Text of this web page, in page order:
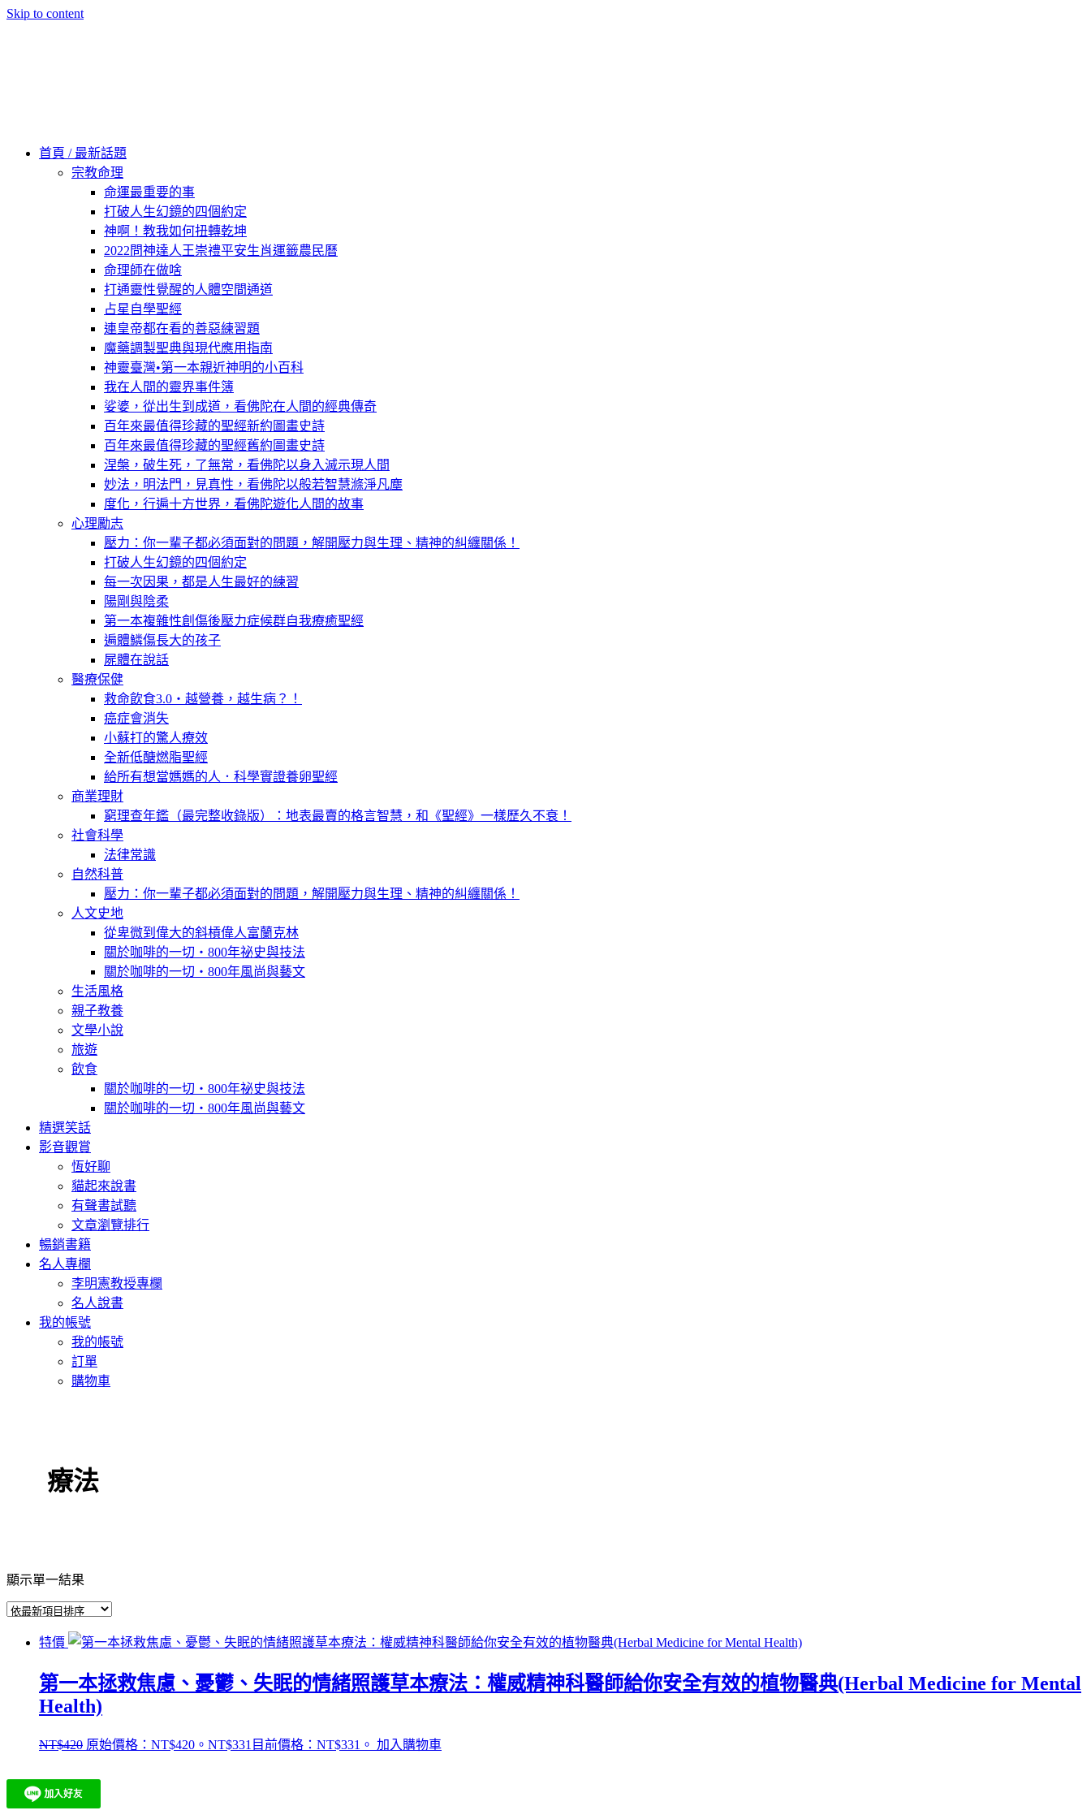
Skip to content
首頁 / 最新話題
宗教命理
命運最重要的事
打破人生幻鏡的四個約定
神啊！教我如何扭轉乾坤
2022問神達人王崇禮平安生肖運籤農民曆
命理師在做啥
打通靈性覺醒的人體空間通道
占星自學聖經
連皇帝都在看的善惡練習題
魔藥調製聖典與現代應用指南
神靈臺灣•第一本親近神明的小百科
我在人間的靈界事件簿
娑婆，從出生到成道，看佛陀在人間的經典傳奇
百年來最值得珍藏的聖經新約圖畫史詩
百年來最值得珍藏的聖經舊約圖畫史詩
涅槃，破生死，了無常，看佛陀以身入滅示現人間
妙法，明法門，見真性，看佛陀以般若智慧滌淨凡塵
度化，行遍十方世界，看佛陀遊化人間的故事
心理勵志
壓力：你一輩子都必須面對的問題，解開壓力與生理、精神的糾纏關係！
打破人生幻鏡的四個約定
每一次因果，都是人生最好的練習
陽剛與陰柔
第一本複雜性創傷後壓力症候群自我療癒聖經
遍體鱗傷長大的孩子
屍體在說話
醫療保健
救命飲食3.0‧越營養，越生病？！
癌症會消失
小蘇打的驚人療效
全新低醣燃脂聖經
給所有想當媽媽的人．科學實證養卵聖經
商業理財
窮理查年鑑（最完整收錄版）：地表最賣的格言智慧，和《聖經》一樣歷久不衰！
社會科學
法律常識
自然科普
壓力：你一輩子都必須面對的問題，解開壓力與生理、精神的糾纏關係！
人文史地
從卑微到偉大的斜槓偉人富蘭克林
關於咖啡的一切‧800年祕史與技法
關於咖啡的一切‧800年風尚與藝文
生活風格
親子教養
文學小說
旅遊
飲食
關於咖啡的一切‧800年祕史與技法
關於咖啡的一切‧800年風尚與藝文
精選笑話
影音觀賞
恆好聊
貓起來說書
有聲書試聽
文章瀏覽排行
暢銷書籍
名人專欄
李明憲教授專欄
名人說書
我的帳號
我的帳號
訂單
購物車
療法
顯示單一結果
特價
第一本拯救焦慮、憂鬱、失眠的情緒照護草本療法：權威精神科醫師給你安全有效的植物醫典(Herbal Medicine for Mental
Health)
NT$420 原始價格：NT$420。 NT$331 目前價格：NT$331。 加入購物車